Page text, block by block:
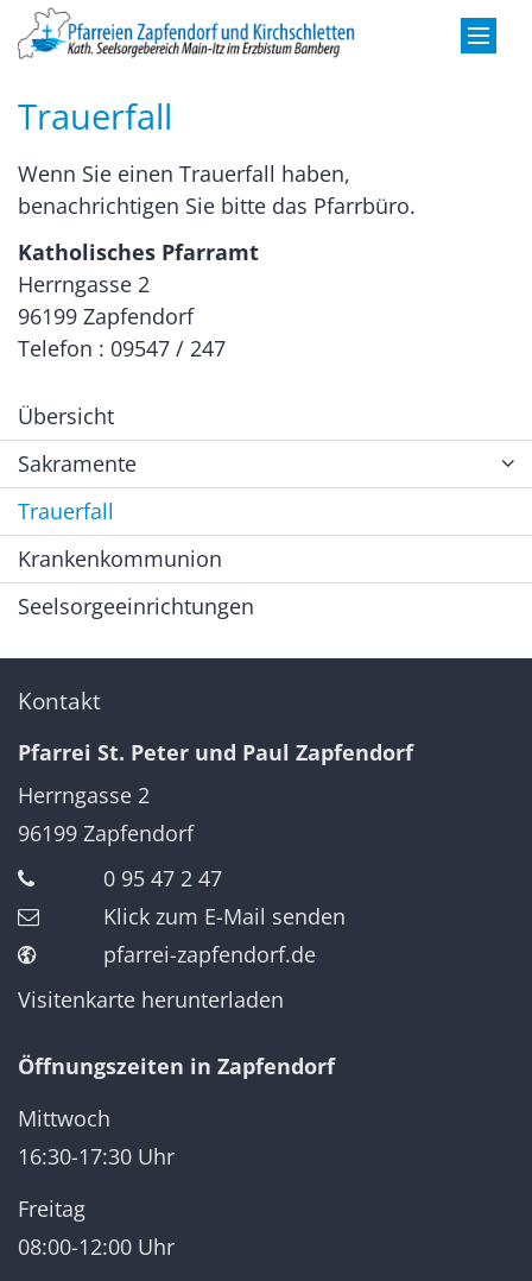
Zum Inhalt springen
Trauerfall
Wenn Sie einen Trauerfall haben,
benachrichtigen Sie bitte das Pfarrbüro.
Katholisches Pfarramt
Herrngasse 2
96199 Zapfendorf
Telefon : 09547 / 247
Übersicht
Sakramente
Trauerfall
Krankenkommunion
Seelsorgeeinrichtungen
Kontakt
Pfarrei St. Peter und Paul Zapfendorf
Herrngasse 2
96199 Zapfendorf
0 95 47 2 47
Klick zum E-Mail senden
pfarrei-zapfendorf.de
Visitenkarte herunterladen
Öffnungszeiten in Zapfendorf
Mittwoch
16:30-17:30 Uhr
Freitag
08:00-12:00 Uhr